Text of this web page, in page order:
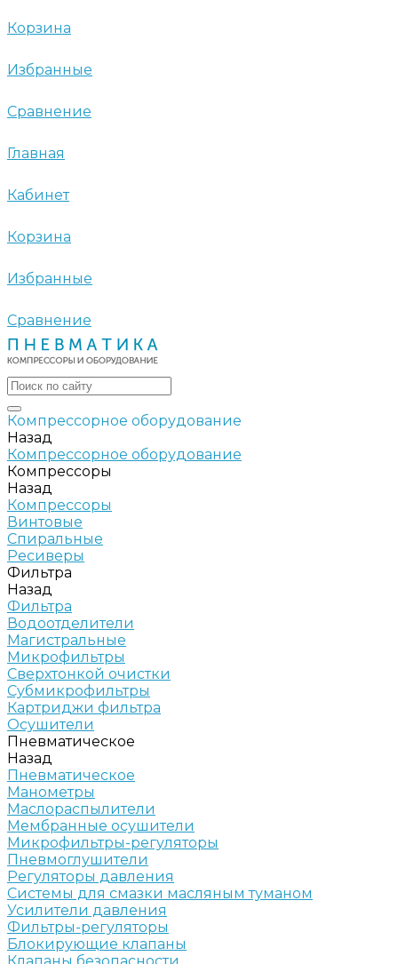
Корзина
Избранные
Сравнение
Главная
Кабинет
Корзина
Избранные
Сравнение
Компрессорное оборудование
Назад
Компрессорное оборудование
Компрессоры
Назад
Компрессоры
Винтовые
Спиральные
Ресиверы
Фильтра
Назад
Фильтра
Водоотделители
Магистральные
Микрофильтры
Сверхтонкой очистки
Субмикрофильтры
Картриджи фильтра
Осушители
Пневматическое
Назад
Пневматическое
Манометры
Маслораспылители
Мембранные осушители
Микрофильтры-регуляторы
Пневмоглушители
Регуляторы давления
Системы для смазки масляным туманом
Усилители давления
Фильтры-регуляторы
Блокирующие клапаны